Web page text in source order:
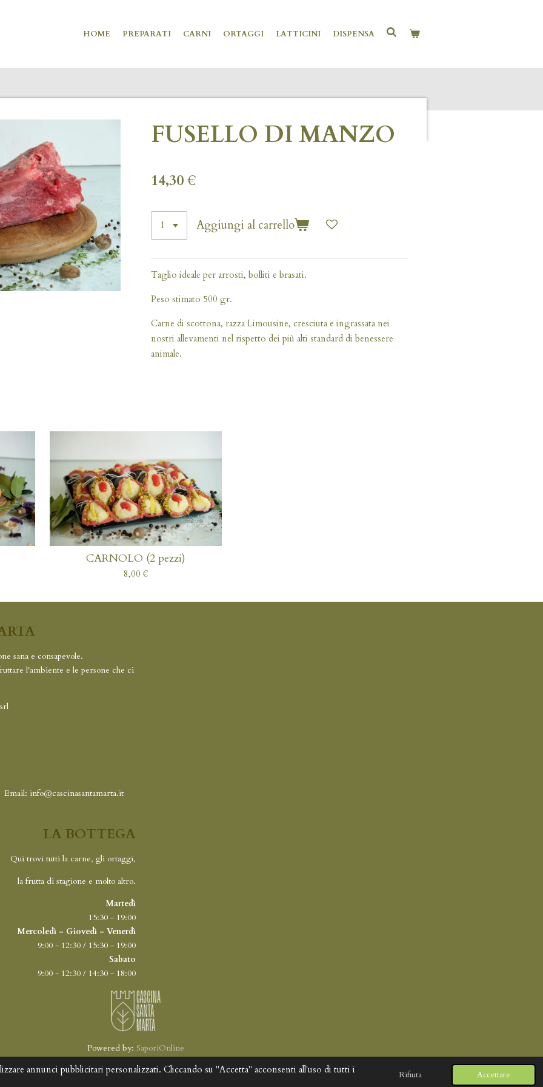
annunci pubblicitari personalizzati. Cliccando su "Accetta" acconsenti all'uso di tutti i
Rifiuta Accettare
HOME PREPARATI CARNI ORTAGGI LATTICINI DISPENSA
FUSELLO DI MANZO
14,30 €
Aggiungi al carrello
Taglio ideale per arrosti, bolliti e brasati.
Peso stimato 500 gr.
Carne di scottona, razza Limousine, cresciuta e ingrassata nei
nostri allevamenti nel rispetto dei più alti standard di benessere
animale.
CARNOLO (2 pezzi)
8,00 €
sana e consapevole.
l'ambiente e le persone che ci
Email: info@cascinasantamarta.it
LA BOTTEGA
Qui trovi tutti la carne, gli ortaggi,
la frutta di stagione e molto altro.
Martedì
15:30 - 19:00
Mercoledì - Giovedì - Venerdì
9:00 - 12:30 / 15:30 - 19:00
Sabato
9:00 - 12:30 / 14:30 - 18:00
Powered by: SaporiOnline
© Cascina Santa Marta P.IVA 2250430969 credits privacy cookies policy